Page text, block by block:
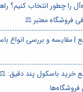
را چطور انتخاب کنیم؟
فروشگاه معتبر ⚖️
| مقایسه و بررسی انواع
خرید باسکول پند دقیق:
فروشگاه‌ها